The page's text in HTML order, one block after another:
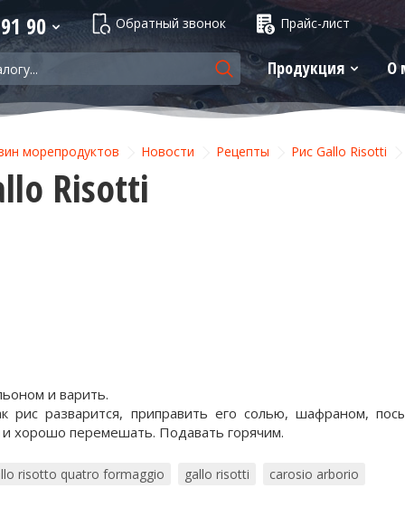
90 Обратный звонок Прайс-лист
Продукция О
морепродуктов Новости Рецепты Рис Gallo Risotti
Risotti
и варить.
рис разварится, приправить его солью, шафраном,
хорошо перемешать. Подавать горячим.
risotto quatro formaggio gallo risotti carosio arborio